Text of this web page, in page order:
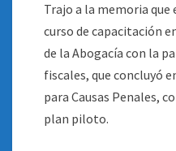
Trajo a la memoria que
curso de capacitación
de la Abogacía con la
fiscales, que concluyó
para Causas Penales,
plan piloto.